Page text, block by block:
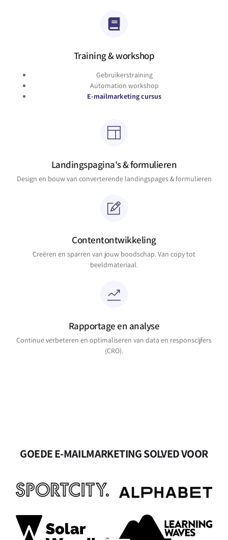
Training & workshop
Gebruikerstraining
Automation workshop
E-mailmarketing cursus
Landingspagina's & formulieren
Design en bouw van converterende landingspages & formulieren
Contentontwikkeling
Creëren en sparren van jouw boodschap. Van copy tot
beeldmateriaal.
Rapportage en analyse
Continue verbeteren en optimaliseren van data en responscijfers
(CRO).
GOEDE E-MAILMARKETING SOLVED VOOR